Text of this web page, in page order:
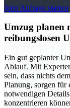
Jetzt Anfrage starten
Umzug planen
reibungslosen
Ein gut geplanter
Ablauf. Mit
sein, dass nichts
Planung, sorgen für
notwendigen
konzentrieren